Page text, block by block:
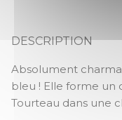
DESCRIPTION
Absolument
bleu ! Elle forme un
Tourteau dans une